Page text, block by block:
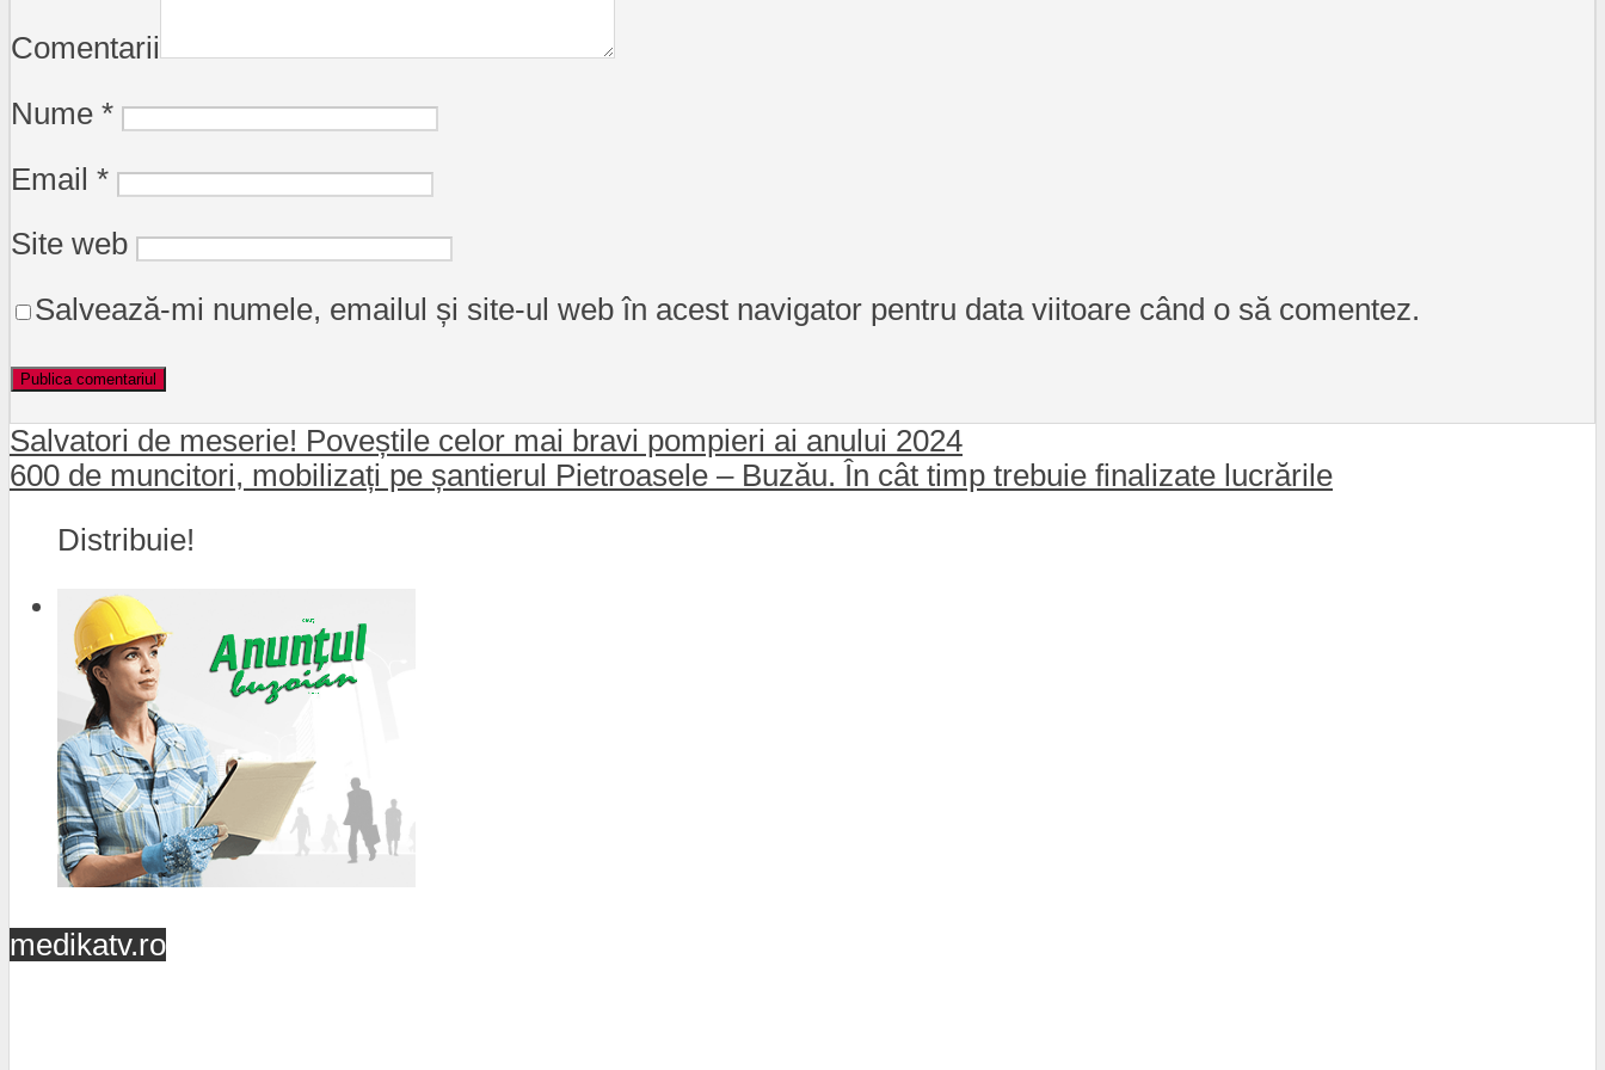
Comentarii
Nume *
Email *
Site web
Salvează-mi numele, emailul și site-ul web în acest navigator pentru data viitoare când o să comentez.
Salvatori de meserie! Poveștile celor mai bravi pompieri ai anului 2024
600 de muncitori, mobilizați pe șantierul Pietroasele – Buzău. În cât timp trebuie finalizate lucrările
Distribuie!
medikatv.ro